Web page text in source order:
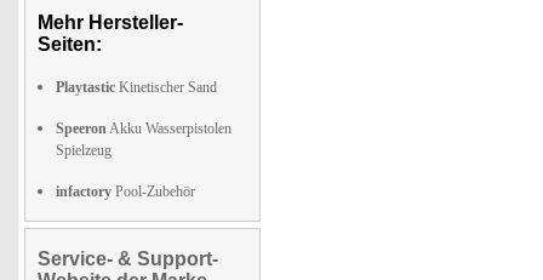
Mehr Hersteller-
Seiten:
Playtastic Kinetischer Sand
SpeeronAkku Wasserpistolen
Spielzeug
infactory Pool-Zubehör
Service- & Support-